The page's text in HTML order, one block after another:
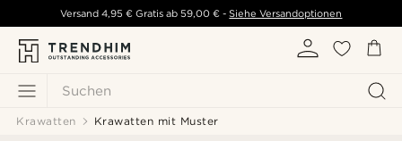
Suchen
Versand 4,95 € Gratis ab59,00 € - Siehe Versandoptionen
Krawatten Krawatten mit Muster